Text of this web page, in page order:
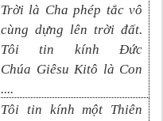
Trời là Cha phép tắc vô
cùng dựng lên trời đất.
Tôi tin kính Đức
Chúa Giêsu Kitô là Con
....
Tôi tin kính một Thiên